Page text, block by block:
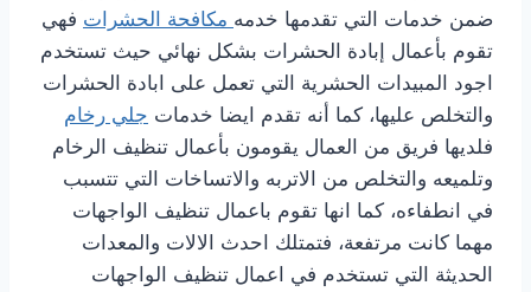
ضمن خدمات التي تقدمها خدمه مكافحة الحشرات فهي
تقوم بأعمال إبادة الحشرات بشكل نهائي حيث تستخدم
اجود المبيدات الحشرية التي تعمل على ابادة الحشرات
والتخلص عليها، كما أنه تقدم ايضا خدمات جلي رخام
فلديها فريق من العمال يقومون بأعمال تنظيف الرخام
وتلميعه والتخلص من الاتربه والاتساخات التي تتسبب
في انطفاءه، كما انها تقوم باعمال تنظيف الواجهات
مهما كانت مرتفعة، فتمتلك احدث الالات والمعدات
الحديثة التي تستخدم في اعمال تنظيف الواجهات